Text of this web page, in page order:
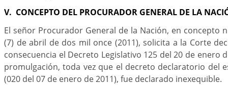
V. CONCEPTO DEL PROCURADOR GENERAL DE LA
El señor Procurador General de la Nación, en concepto
(7) de abril de dos mil once (2011), solicita a la Corte
consecuencia el Decreto Legislativo 125 del 20 de enero
promulgación, toda vez que el decreto declaratorio del
(020 del 07 de enero de 2011), fue declarado inexequible.